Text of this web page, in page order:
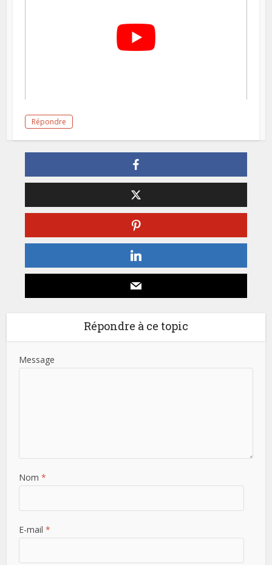
Répondre
Répondre à ce topic
Message
Nom*
E-mail*